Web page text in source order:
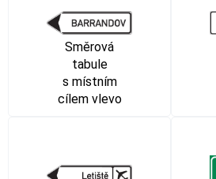
Směrová
tabule
s místním
cílem vlevo